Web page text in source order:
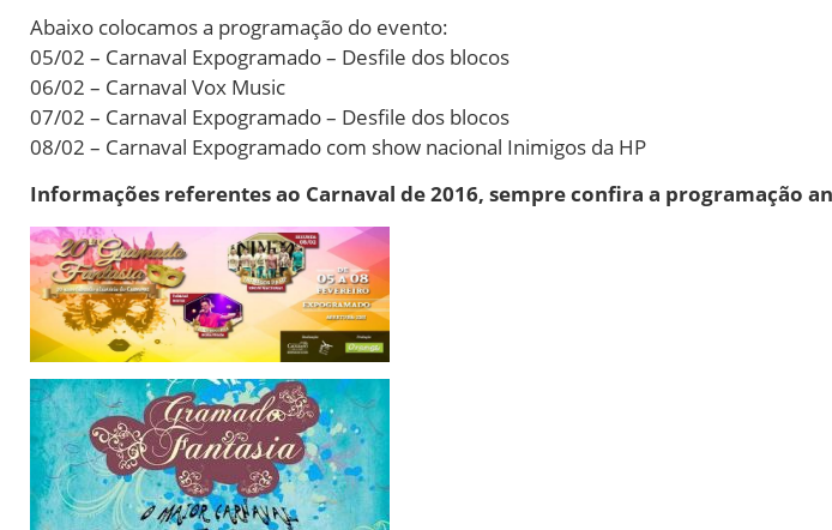
Abaixo colocamos a programação do evento:
05/02 – Carnaval Expogramado – Desfile dos blocos
06/02 – Carnaval Vox Music
07/02 – Carnaval Expogramado – Desfile dos blocos
08/02 – Carnaval Expogramado com show nacional Inimigos da HP
Informações referentes ao Carnaval de 2016, sempre confira a programação